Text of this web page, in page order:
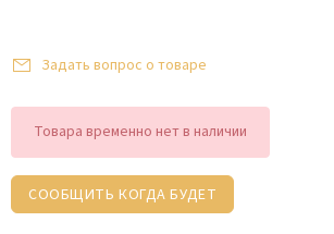
Задать вопрос о товаре
Товара временно нет в наличии
СООБЩИТЬ КОГДА БУДЕТ